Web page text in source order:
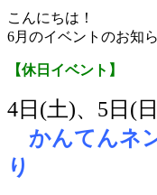
こんにちは！
6月のイベントのお知
【休日イベント】
4日(土)、5日(
かんてんネ
り